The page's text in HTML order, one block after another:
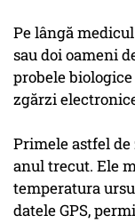
Pe lângă
sau doi oameni
probele
zgărzi
Primele astfel
anul trecut. Ele
temperatura
datele GPS,